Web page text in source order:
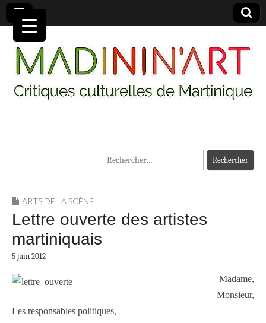
MADININ'ART
Rechercher :
ARTS DE LA SCÈNE
Lettre ouverte des artistes
martiniquais
5 juin 2012
Madame,
Monsieur,
Les responsables politiques,